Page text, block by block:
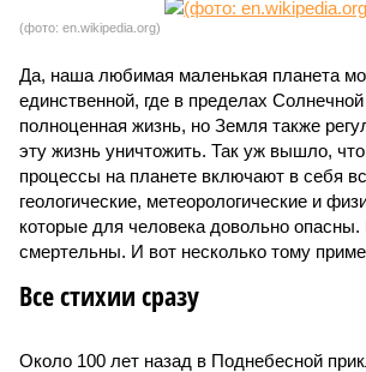
(фото: en.wikipedia.org)
Да, наша любимая маленькая планета
единственной, где в пределах
полноценная жизнь, но Земля также
эту жизнь уничтожить. Так уж вышло,
процессы на планете включают в себя
геологические, метеорологические и
которые для человека довольно
смертельны. И вот несколько тому
Все стихии сразу
Около 100 лет назад в Поднебесной